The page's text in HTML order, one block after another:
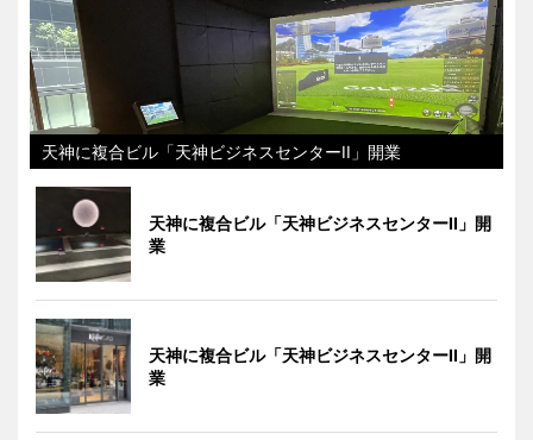
天神に複合ビル「天神ビジネスセンターII」開業
天神に複合ビル「天神ビジネスセンターII」開
業
天神に複合ビル「天神ビジネスセンターII」開
業